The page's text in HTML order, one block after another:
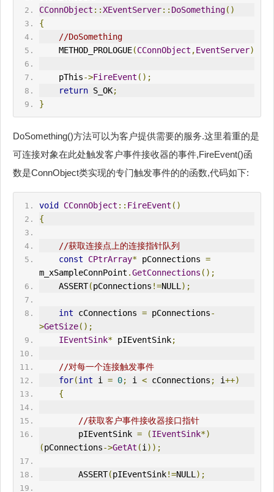
CConnObject ::XEventServer:: DoSomething()
{
//DoSomething
    METHOD_PROLOGUE
(CConnObject ,EventServer)
    pThis
->FireEvent ();
return S_OK;
}
DoSomething()方法可以为客户提供需要的服务.这里着重的是
可连接对象在此处触发客户事件接收器的事件,FireEvent()函
数是ConnObject类实现的专门触发事件的的函数,代码如下:
void CConnObject :: FireEvent ()
{
//获取连接点上的连接指针队列
const
CPtrArray* pConnections =
m_xSampleConnPoint .GetConnections ();
    ASSERT
(pConnections !=NULL );
int cConnections = pConnections-
>GetSize();
IEventSink* pIEventSink;
//对每一个连接触发事件
for(int i = 0; i < cConnections ; i++)
{
//获取客户事件接收器接口指针
        pIEventSink
= (IEventSink*)
(pConnections->GetAt (i ));
        ASSERT
(pIEventSink!=NULL );